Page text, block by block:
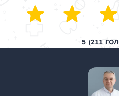
5 (211